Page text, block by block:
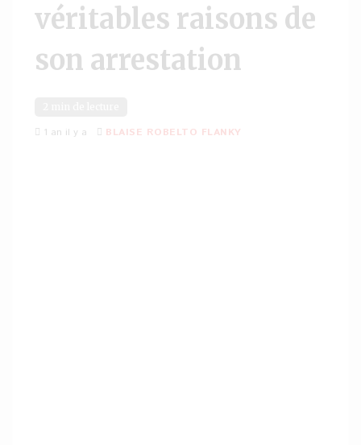
véritables raisons de
son arrestation
1 an il y a BLAISE ROBELTO FLANKY